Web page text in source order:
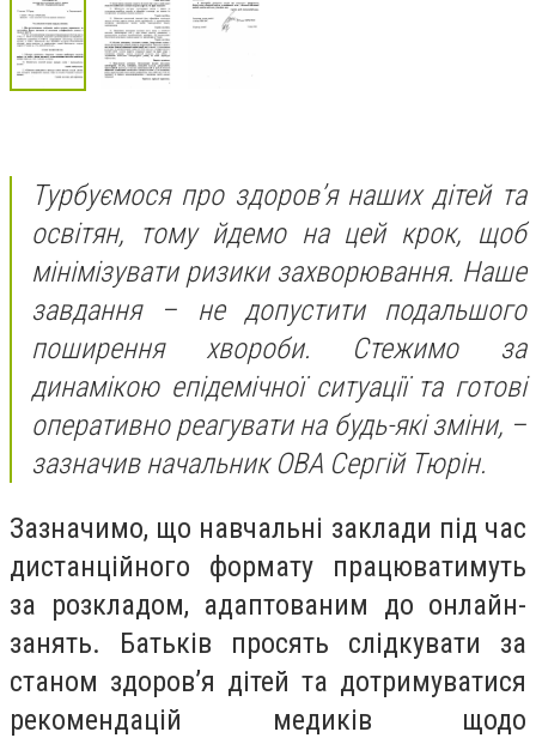
Турбуємося про здоров’я наших дітей та
освітян, тому йдемо на цей крок, щоб
мінімізувати ризики захворювання. Наше
завдання – не допустити подальшого
поширення хвороби. Стежимо за
динамікою епідемічної ситуації та готові
оперативно реагувати на будь-які зміни, –
зазначив начальник ОВА Сергій Тюрін.
Зазначимо, що навчальні заклади під час
дистанційного формату працюватимуть
за розкладом, адаптованим до онлайн-
занять. Батьків просять слідкувати за
станом здоров’я дітей та дотримуватися
рекомендацій медиків щодо